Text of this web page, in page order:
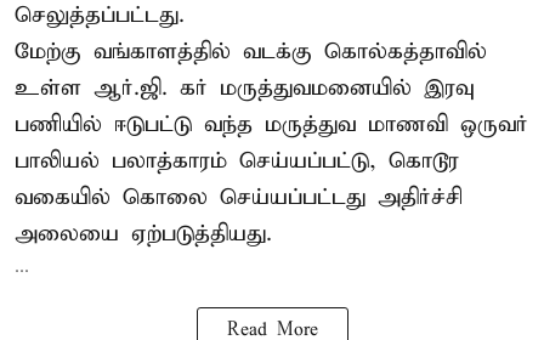
செலுத்தப்பட்டது.
மேற்கு வங்காளத்தில் வடக்கு கொல்கத்தாவில்
உள்ள ஆர்.ஜி. கர் மருத்துவமனையில் இரவு
பணியில் ஈடுபட்டு வந்த மருத்துவ மாணவி ஒருவர்
பாலியல் பலாத்காரம் செய்யப்பட்டு, கொடூர
வகையில் கொலை செய்யப்பட்டது அதிர்ச்சி
அலையை ஏற்படுத்தியது.
...
Read More